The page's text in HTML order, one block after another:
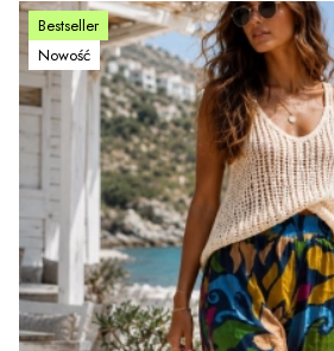
Bestseller
Nowość